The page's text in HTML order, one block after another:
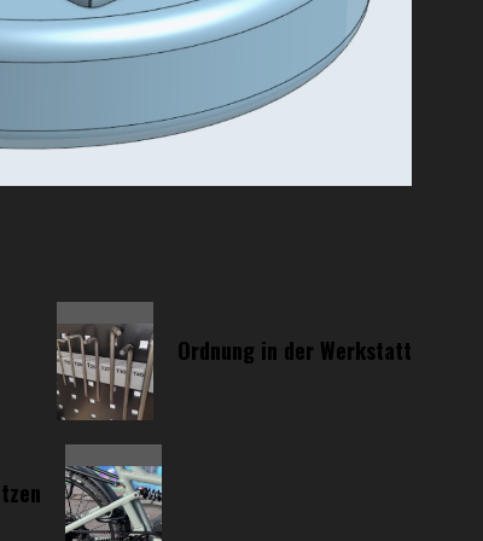
Ordnung in der Werkstatt